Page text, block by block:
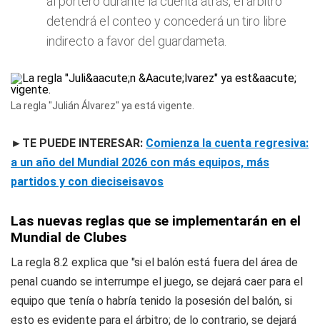
detendrá el conteo y concederá un tiro libre
indirecto a favor del guardameta.
La regla "Julián Álvarez" ya está vigente.
►TE PUEDE INTERESAR: Comienza la cuenta regresiva:
a un año del Mundial 2026 con más equipos, más
partidos y con dieciseisavos
Las nuevas reglas que se implementarán en el
Mundial de Clubes
La regla 8.2 explica que "si el balón está fuera del área de
penal cuando se interrumpe el juego, se dejará caer para el
equipo que tenía o habría tenido la posesión del balón, si
esto es evidente para el árbitro; de lo contrario, se dejará